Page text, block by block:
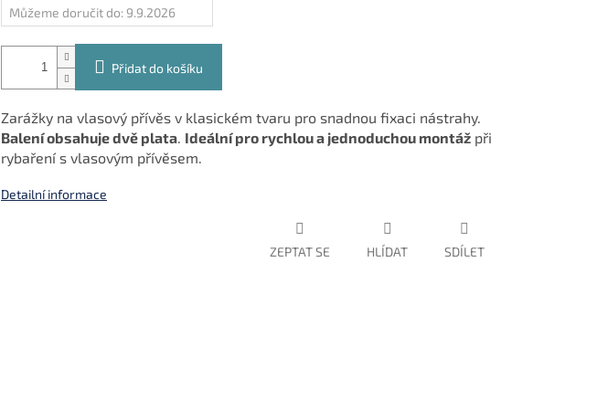
Můžeme doručit do: 9.9.2026
Přidat do košíku
Zarážky na vlasový přívěs v klasickém tvaru pro snadnou fixaci nástrahy.
Balení obsahuje dvě plata. Ideální pro rychlou a jednoduchou montáž při
rybaření s vlasovým přívěsem.
Detailní informace
ZEPTAT SE HLÍDAT SDÍLET